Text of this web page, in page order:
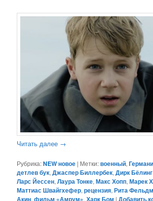
Читать далее →
Рубрика:NEW новое | Метки:военный,
детлев бук,Джаспер Биллербек,Дирк Бёлинг
Ларс Йессен,Лаура Тонке,Макс Хопп,Марек
Маттиас Швайгхефер,рецензия,Рита
Акин,фильм «Амрум»,Харк Бом |Добавить